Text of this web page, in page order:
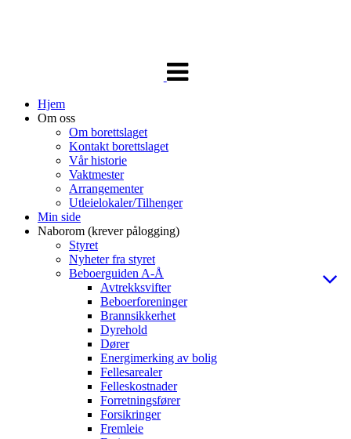
navigasjon
Hjem
Om oss
Om borettslaget
Kontakt borettslaget
Vår historie
Vaktmester
Arrangementer
Utleielokaler/Tilhenger
Min side
Naborom (krever pålogging)
Styret
Nyheter fra styret
Beboerguiden A-Å
Avtrekksvifter
Beboerforeninger
Brannsikkerhet
Dyrehold
Dører
Energimerking av bolig
Fellesarealer
Felleskostnader
Forretningsfører
Forsikringer
Fremleie